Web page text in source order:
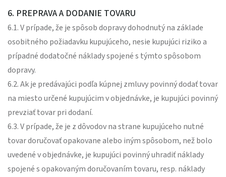
6. PREPRAVA A DODANIE TOVARU
6.1. V prípade, že je spôsob dopravy dohodnutý na základe
osobitného požiadavku kupujúceho, nesie kupujúci riziko a
prípadné dodatočné náklady spojené s týmto spôsobom
dopravy.
6.2. Ak je predávajúci podľa kúpnej zmluvy povinný dodať tovar
na miesto určené kupujúcim v objednávke, je kupujúci povinný
prevziať tovar pri dodaní.
6.3. V prípade, že je z dôvodov na strane kupujúceho nutné
tovar doručovať opakovane alebo iným spôsobom, než bolo
uvedené v objednávke, je kupujúci povinný uhradiť náklady
spojené s opakovaným doručovaním tovaru, resp. náklady